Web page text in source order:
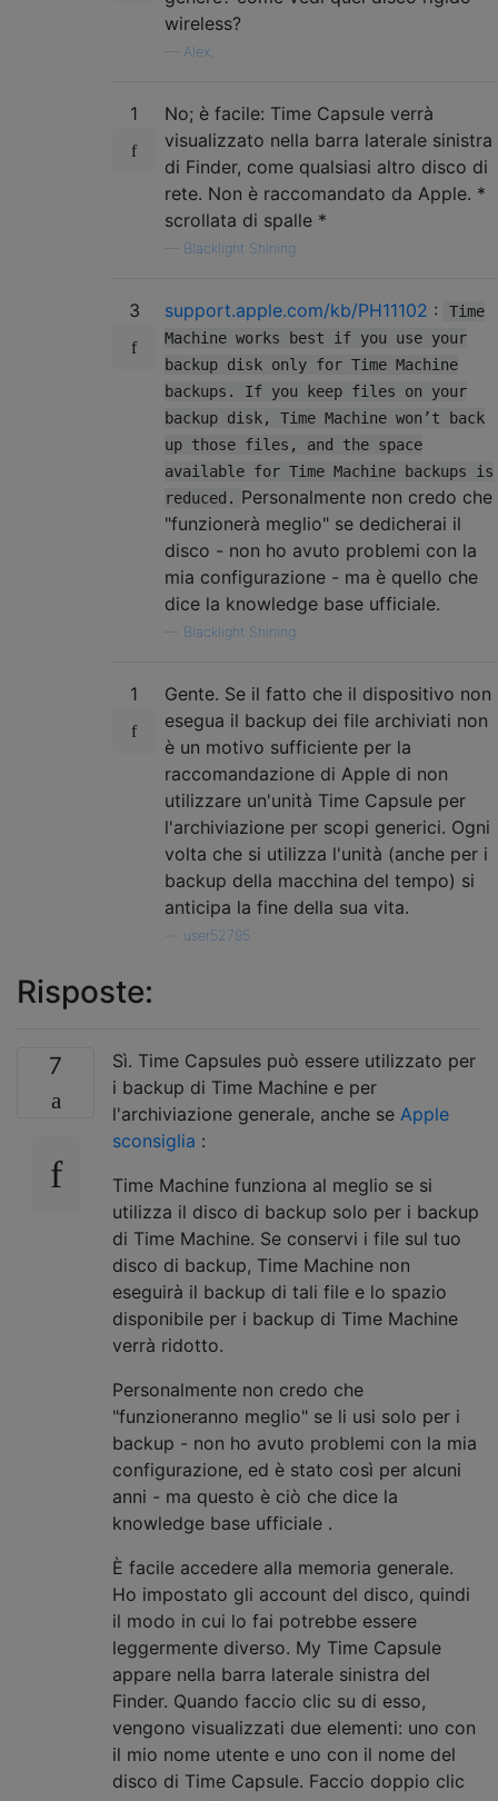
wireless?
Alex,
1
No; è facile: Time Capsule verrà
visualizzato nella barra laterale sinistra
di Finder, come qualsiasi altro disco di
rete. Non è raccomandato da Apple. *
scrollata di spalle *
Blacklight Shining
3 support.apple.com/kb/PH11102 :
Time
Machine works best if you use your
backup disk only for Time Machine
backups. If you keep files on your
backup disk, Time Machine won’t back
up those files, and the space
available for Time Machine backups is
reduced. Personalmente non credo che
"funzionerà meglio" se dedicherai il
disco - non ho avuto problemi con la
mia configurazione - ma è quello che
dice la knowledge base ufficiale.
Blacklight Shining
1
Gente. Se il fatto che il dispositivo non
esegua il backup dei file archiviati non
è un motivo sufficiente per la
raccomandazione di Apple di non
utilizzare un'unità Time Capsule per
l'archiviazione per scopi generici. Ogni
volta che si utilizza l'unità (anche per i
backup della macchina del tempo) si
anticipa la fine della sua vita.
user52795
Risposte:
7
Sì. Time Capsules può essere utilizzato per
i backup di Time Machine e per
l'archiviazione generale, anche se Apple
sconsiglia :
Time Machine funziona al meglio se si
utilizza il disco di backup solo per i backup
di Time Machine. Se conservi i file sul tuo
disco di backup, Time Machine non
eseguirà il backup di tali file e lo spazio
disponibile per i backup di Time Machine
verrà ridotto.
Personalmente non credo che
"funzioneranno meglio" se li usi solo per i
backup - non ho avuto problemi con la mia
configurazione, ed è stato così per alcuni
anni - ma questo è ciò che dice la
knowledge base ufficiale .
È facile accedere alla memoria generale.
Ho impostato gli account del disco, quindi
il modo in cui lo fai potrebbe essere
leggermente diverso. My Time Capsule
appare nella barra laterale sinistra del
Finder. Quando faccio clic su di esso,
vengono visualizzati due elementi: uno con
il mio nome utente e uno con il nome del
disco di Time Capsule. Faccio doppio clic